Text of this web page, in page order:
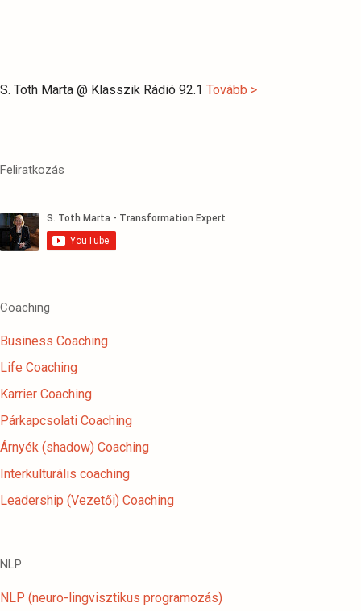
S. Toth Marta @ Klasszik Rádió 92.1 Tovább >
Feliratkozás
Coaching
Business Coaching
Life Coaching
Karrier Coaching
Párkapcsolati Coaching
Árnyék (shadow) Coaching
Interkulturális coaching
Leadership (Vezetői) Coaching
NLP
NLP (neuro-lingvisztikus programozás)